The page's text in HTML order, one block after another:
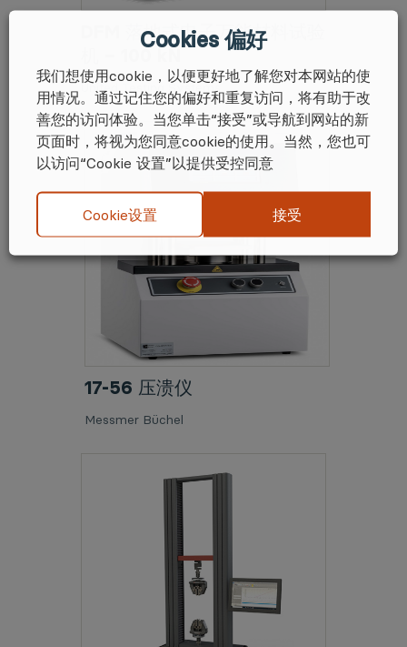
DFM 落地式电子万能材料试验
United Testing Systems
17-56 压溃仪
Messmer Büchel
Cookies 偏好
我们想使用cookie，以便更好地了解您对本网站的使
用情况。通过记住您的偏好和重复访问，将有助于改
善您的访问体验。当您单击“接受”或导航到网站的新
页面时，将视为您同意cookie的使用。当然，您也可
以访问“Cookie 设置”以提供受控同意
Cookie设置 接受